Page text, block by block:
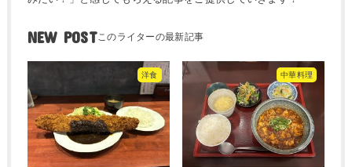
NEW POST
洋食 中華料理